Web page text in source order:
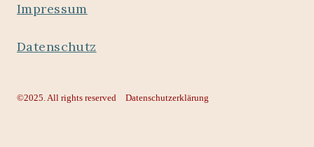
Impressum
Datenschutz
©2025. All rights reserved Datenschutzerklärung